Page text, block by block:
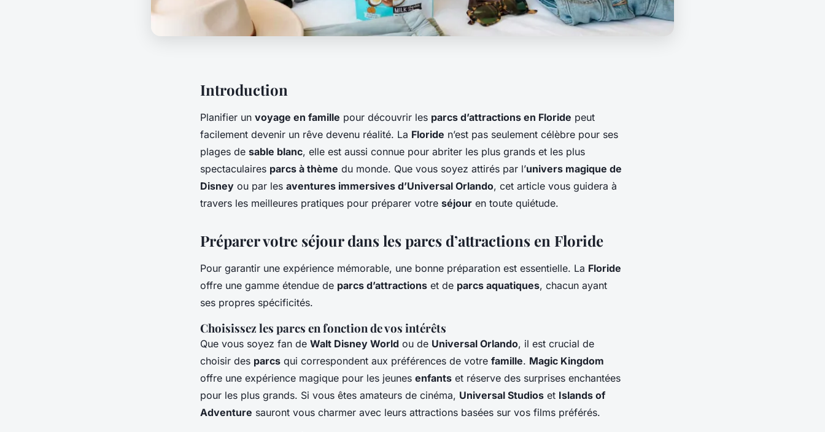
Introduction
Planifier un voyage en famille pour découvrir les parcs d’attractions en Floride peut
facilement devenir un rêve devenu réalité. La Floride n’est pas seulement célèbre pour ses
plages de sable blanc, elle est aussi connue pour abriter les plus grands et les plus
spectaculaires parcs à thème du monde. Que vous soyez attirés par l’univers magique de
Disney ou par les aventures immersives d’Universal Orlando, cet article vous guidera à
travers les meilleures pratiques pour préparer votre séjour en toute quiétude.
Préparer votre séjour dans les parcs d’attractions en Floride
Pour garantir une expérience mémorable, une bonne préparation est essentielle. La Floride
offre une gamme étendue de parcs d’attractions et de parcs aquatiques, chacun ayant
ses propres spécificités.
Choisissez les parcs en fonction de vos intérêts
Que vous soyez fan de Walt Disney World ou de Universal Orlando, il est crucial de
choisir des parcs qui correspondent aux préférences de votre famille. Magic Kingdom
offre une expérience magique pour les jeunes enfants et réserve des surprises enchantées
pour les plus grands. Si vous êtes amateurs de cinéma, Universal Studios et Islands of
Adventure sauront vous charmer avec leurs attractions basées sur vos films préférés.